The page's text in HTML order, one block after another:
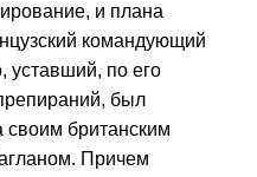
и плана
командующий
по его
был
своим британским
Причем